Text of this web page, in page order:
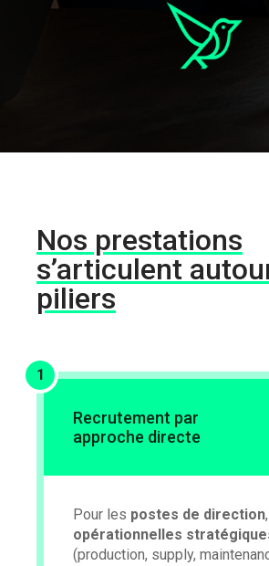
Nos prestations
s’articulent
piliers
1
Recrutement par
approche directe
Pour les postes de direction
opérationnelles
(production, supply,